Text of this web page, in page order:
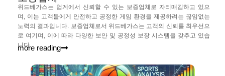
위드베가스는 업계에서 신뢰할 수 있는 보증업체로 자리매김하고 있으
며, 이는 고객들에게 안전하고 공정한 게임 환경을 제공하려는 끊임없는
노력의 결과입니다. 보증업체로서 위드베가스는 고객의 신뢰를 최우선으
로 여기며, 이에 따라 다양한 보안 및 공정성 보장 시스템을 갖추고 있습
니다.
more reading